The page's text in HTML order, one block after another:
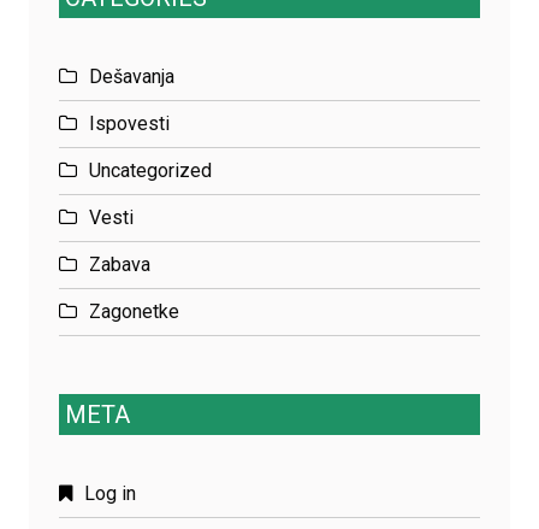
Dešavanja
Ispovesti
Uncategorized
Vesti
Zabava
Zagonetke
META
Log in